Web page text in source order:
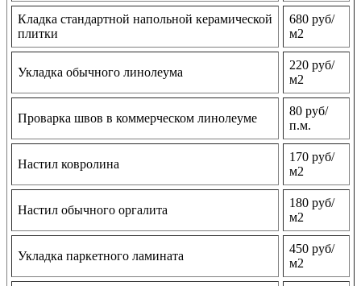
Кладка стандартной напольной керамической
плитки
680 руб/
м2
Укладка обычного линолеума
220 руб/
м2
Проварка швов в коммерческом линолеуме
80 руб/
п.м.
Настил ковролина
170 руб/
м2
Настил обычного оргалита
180 руб/
м2
Укладка паркетного ламината
450 руб/
м2